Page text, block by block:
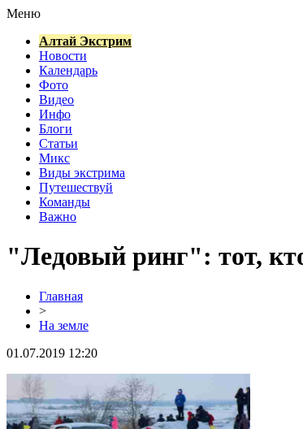
Меню
Алтай Экстрим
Новости
Календарь
Фото
Видео
Инфо
Блоги
Статьи
Микс
Виды экстрима
Путешествуй
Команды
Важно
"Ледовый ринг": тот,
Главная
>
На земле
01.07.2019 12:20